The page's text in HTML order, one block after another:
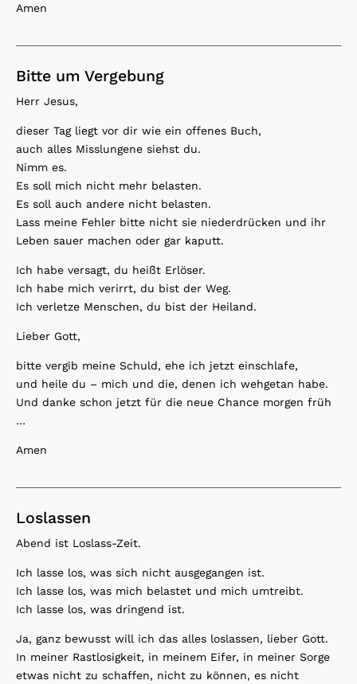
Amen
Bitte um Vergebung
Herr Jesus,
dieser Tag liegt vor dir wie ein offenes Buch,
auch alles Misslungene siehst du.
Nimm es.
Es soll mich nicht mehr belasten.
Es soll auch andere nicht belasten.
Lass meine Fehler bitte nicht sie niederdrücken und ihr
Leben sauer machen oder gar kaputt.
Ich habe versagt, du heißt Erlöser.
Ich habe mich verirrt, du bist der Weg.
Ich verletze Menschen, du bist der Heiland.
Lieber Gott,
bitte vergib meine Schuld, ehe ich jetzt einschlafe,
und heile du – mich und die, denen ich wehgetan habe.
Und danke schon jetzt für die neue Chance morgen früh
…
Amen
Loslassen
Abend ist Loslass-Zeit.
Ich lasse los, was sich nicht ausgegangen ist.
Ich lasse los, was mich belastet und mich umtreibt.
Ich lasse los, was dringend ist.
Ja, ganz bewusst will ich das alles loslassen, lieber Gott.
In meiner Rastlosigkeit, in meinem Eifer, in meiner Sorge
etwas nicht zu schaffen, nicht zu können, es nicht